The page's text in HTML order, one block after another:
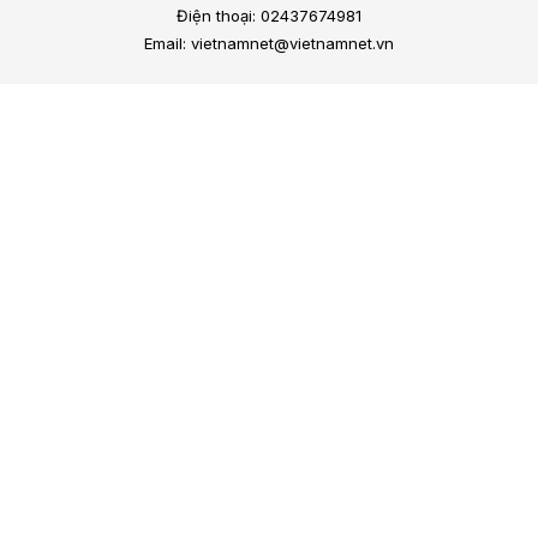
Điện thoại: 02437674981
Email: vietnamnet@vietnamnet.vn